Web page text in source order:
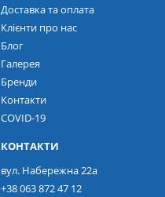
Доставка та оплата
Клієнти про нас
Блог
Галерея
Бренди
Контакти
COVID-19
КОНТАКТИ
вул. Набережна 22а
+38 063 872 47 12